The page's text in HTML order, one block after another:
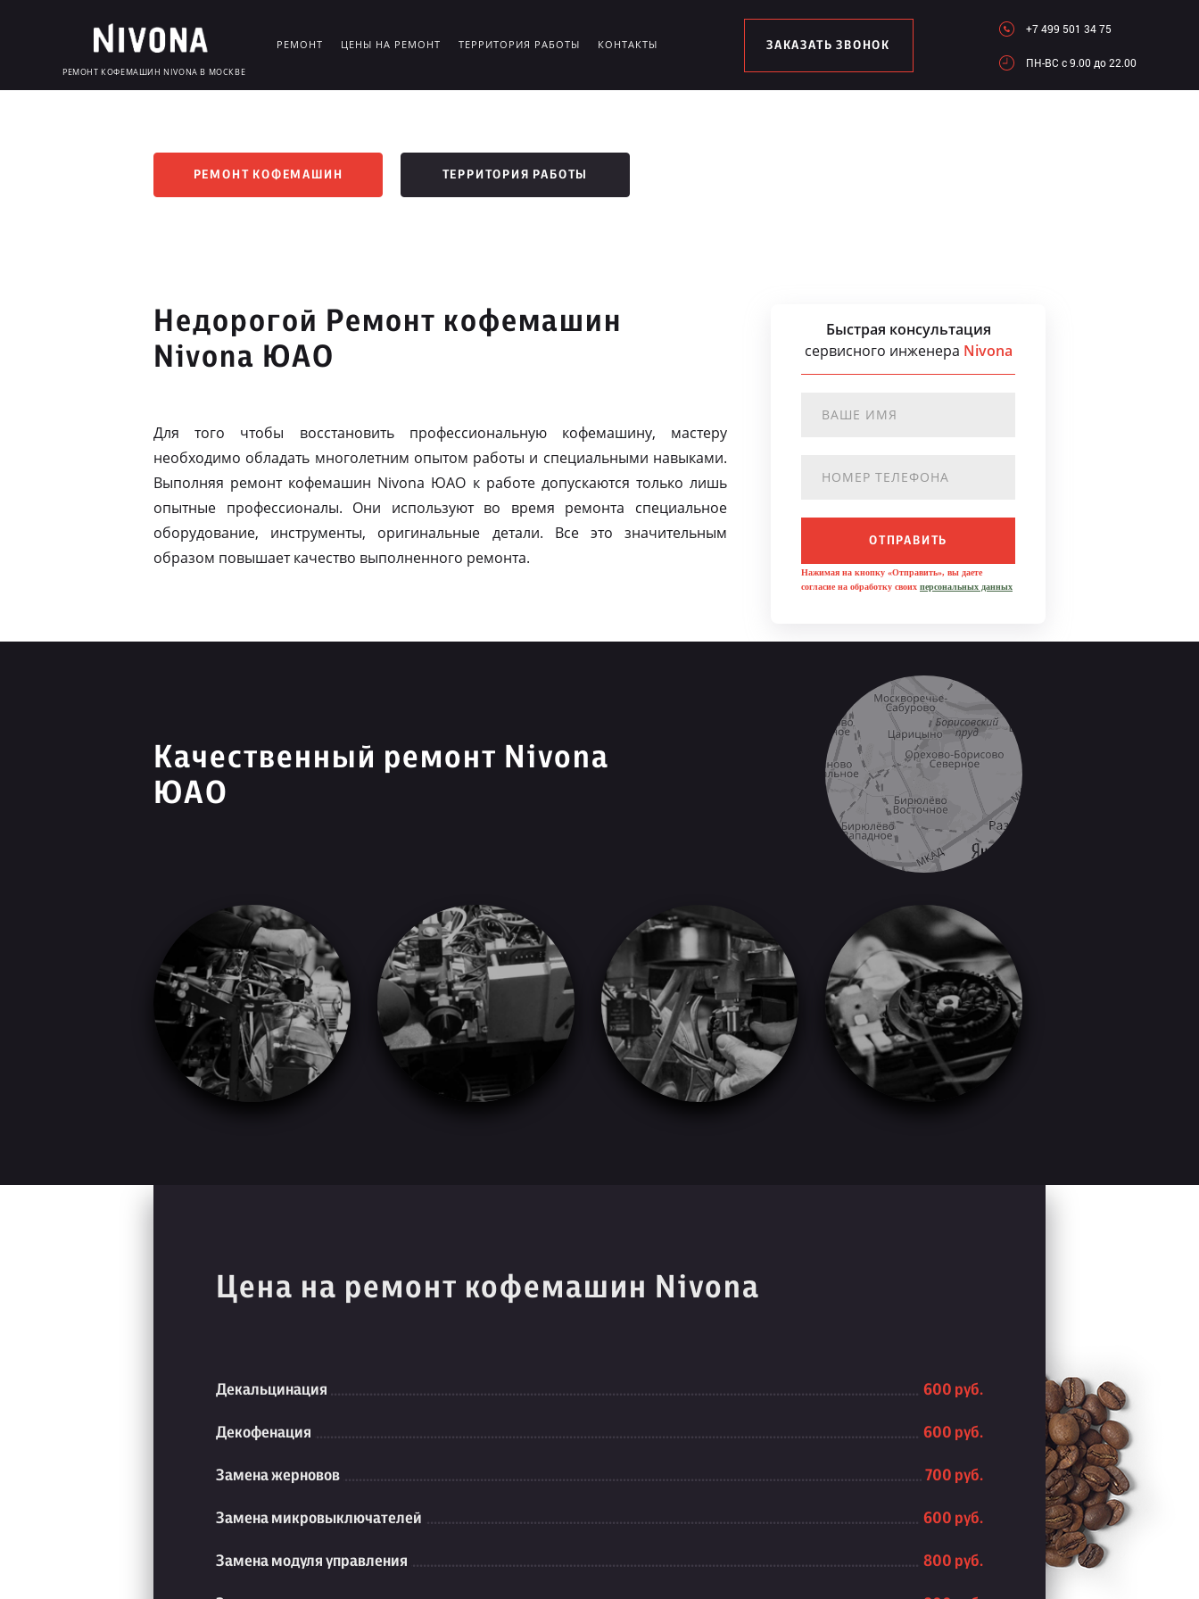
РЕМОНТ КОФЕМАШИН NIVONA В МОСКВЕ
РЕМОНТ ЦЕНЫ НА РЕМОНТ ТЕРРИТОРИЯ РАБОТЫ КОНТАКТЫ ЗАКАЗАТЬ ЗВОНОК
+7 499 501 34 75
ПН-ВC c 9.00 до 22.00
РЕМОНТ КОФЕМАШИН ТЕРРИТОРИЯ РАБОТЫ
Недорогой Ремонт кофемашин
Nivona ЮАО
Для того чтобы восстановить профессиональную кофемашину, мастеру
необходимо обладать многолетним опытом работы и специальными навыками.
Выполняя ремонт кофемашин Nivona ЮАО к работе допускаются только лишь
опытные профессионалы. Они используют во время ремонта специальное
оборудование, инструменты, оригинальные детали. Все это значительным
образом повышает качество выполненного ремонта.
Быстрая консультация
сервисного инженера Nivona
ОТПРАВИТЬ
Нажимая на кнопку «Отправить», вы даете
согласие на обработку своих персональных данных
Качественный ремонт Nivona
ЮАО
Цена на ремонт кофемашин Nivona
Декальцинация 600 руб.
Декофенация 600 руб.
Замена жерновов 700 руб.
Замена микровыключателей 600 руб.
Замена модуля управления 800 руб.